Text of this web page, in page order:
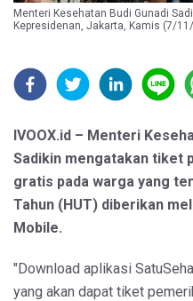
Menteri Kesehatan Budi Gunadi
Kepresidenan, Jakarta, Kamis (7/
IVOOX.id – Menteri
Sadikin mengatakan tiket
gratis pada warga yang
Tahun (HUT) diberikan
Mobile.
"Download aplikasi
yang akan dapat tiket